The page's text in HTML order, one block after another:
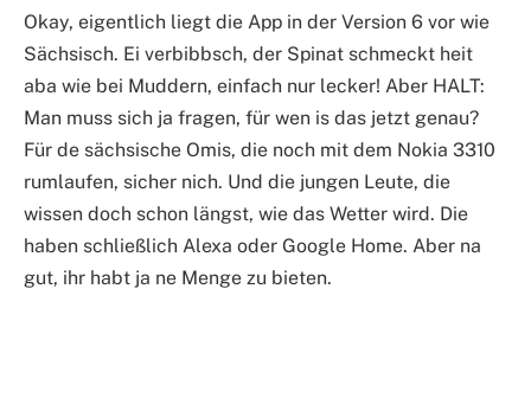
Okay, eigentlich liegt die App in der Version 6 vor wie
Sächsisch. Ei verbibbsch, der Spinat schmeckt heit
aba wie bei Muddern, einfach nur lecker! Aber HALT:
Man muss sich ja fragen, für wen is das jetzt genau?
Für de sächsische Omis, die noch mit dem Nokia 3310
rumlaufen, sicher nich. Und die jungen Leute, die
wissen doch schon längst, wie das Wetter wird. Die
haben schließlich Alexa oder Google Home. Aber na
gut, ihr habt ja ne Menge zu bieten.